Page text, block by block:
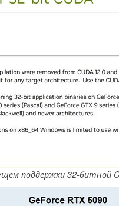
поддержки 32-битной